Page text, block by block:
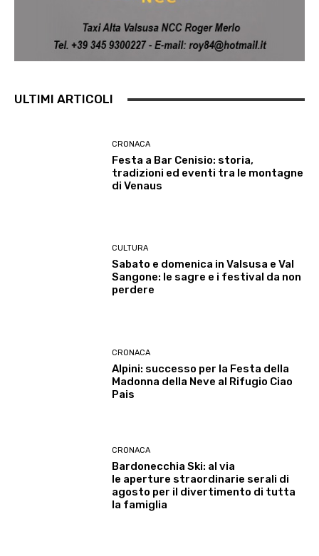
ULTIMI ARTICOLI
CRONACA
Festa a Bar Cenisio: storia,
tradizioni ed eventi tra le montagne
di Venaus
CULTURA
Sabato e domenica in Valsusa e Val
Sangone: le sagre e i festival da non
perdere
CRONACA
Alpini: successo per la Festa della
Madonna della Neve al Rifugio Ciao
Pais
CRONACA
Bardonecchia Ski: al via
le aperture straordinarie serali di
agosto per il divertimento di tutta
la famiglia